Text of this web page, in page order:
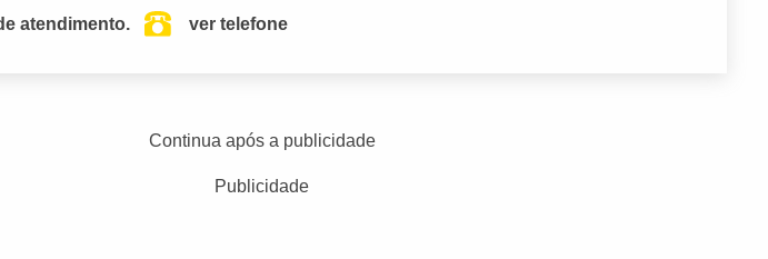
atendimento. ver telefone
Continua após a publicidade
Publicidade